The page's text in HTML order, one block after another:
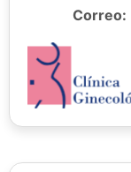
Correo: